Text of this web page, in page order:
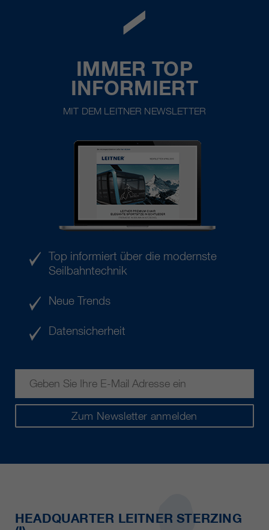
IMMER TOP
INFORMIERT
MIT DEM LEITNER NEWSLETTER
Zum Newsletter anmelden
Top informiert über die modernste
Seilbahntechnik
Neue Trends
Datensicherheit
HEADQUARTER LEITNER STERZING